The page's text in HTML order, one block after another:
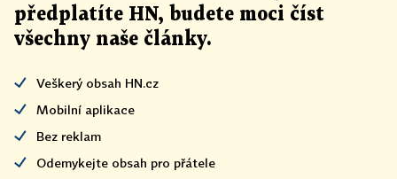
předplatíte HN, budete moci číst
všechny naše články.
Veškerý obsah HN.cz
Mobilní aplikace
Bez reklam
Odemykejte obsah pro přátele